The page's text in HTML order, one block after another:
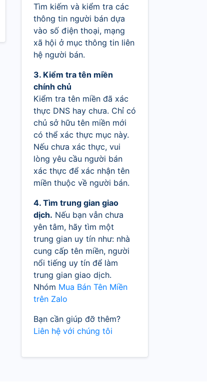
Tìm kiếm và kiểm tra các
thông tin người bán dựa
vào số điện thoại, mạng
xã hội ở mục thông tin liên
hệ người bán.
3. Kiểm tra tên miền
chính chủ
Kiểm tra tên miền đã xác
thực DNS hay chưa. Chỉ có
chủ sở hữu tên miền mới
có thể xác thực mục này.
Nếu chưa xác thực, vui
lòng yêu cầu người bán
xác thực để xác nhận tên
miền thuộc về người bán.
4. Tìm trung gian giao
dịch. Nếu bạn vẫn chưa
yên tâm, hãy tìm một
trung gian uy tín như: nhà
cung cấp tên miền, người
nổi tiếng uy tín để làm
trung gian giao dịch.
Nhóm Mua Bán Tên Miền
trên Zalo
Bạn cần giúp đỡ thêm?
Liên hệ với chúng tôi